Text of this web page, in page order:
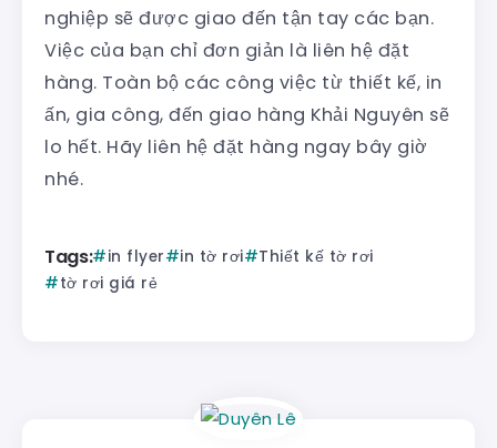
nghiệp sẽ được giao đến tận tay các bạn.
Việc của bạn chỉ đơn giản là liên hệ đặt
hàng. Toàn bộ các công việc từ thiết kế, in
ấn, gia công, đến giao hàng Khải Nguyên sẽ
lo hết. Hãy liên hệ đặt hàng ngay bây giờ
nhé.
Tags: in flyer in tờ rơi
Thiết kế tờ rơi
tờ rơi giá rẻ